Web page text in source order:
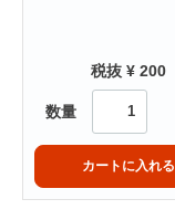
税抜 ¥ 200
数量
カートに入れる